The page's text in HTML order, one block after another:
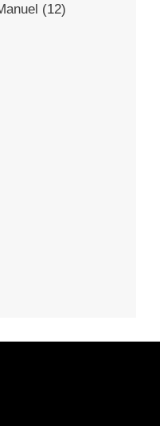
(12)